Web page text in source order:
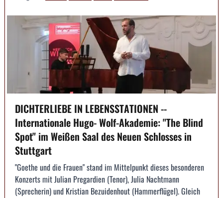
DICHTERLIEBE IN LEBENSSTATIONEN --
Internationale Hugo- Wolf-Akademie: "The Blind
Spot" im Weißen Saal des Neuen Schlosses in
Stuttgart
"Goethe und die Frauen" stand im Mittelpunkt dieses besonderen
Konzerts mit Julian Pregardien (Tenor), Julia Nachtmann
(Sprecherin) und Kristian Bezuidenhout (Hammerflügel). Gleich